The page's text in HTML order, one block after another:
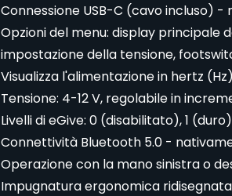
Connessione USB-C (cavo incluso) -
Opzioni del menu: display principale
impostazione della tensione,
Visualizza l'alimentazione in hertz
Tensione: 4-12 V, regolabile in
Livelli di eGive: 0 (disabilitato), 1
Connettività Bluetooth 5.0 -
Operazione con la mano sinistra o
Impugnatura ergonomica